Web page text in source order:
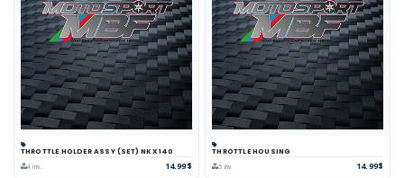
THROTTLE HOLDER ASSY (SET) NKX 140
4 inv. 14.99$
THROTTLE HOUSING
5 inv. 14.99$